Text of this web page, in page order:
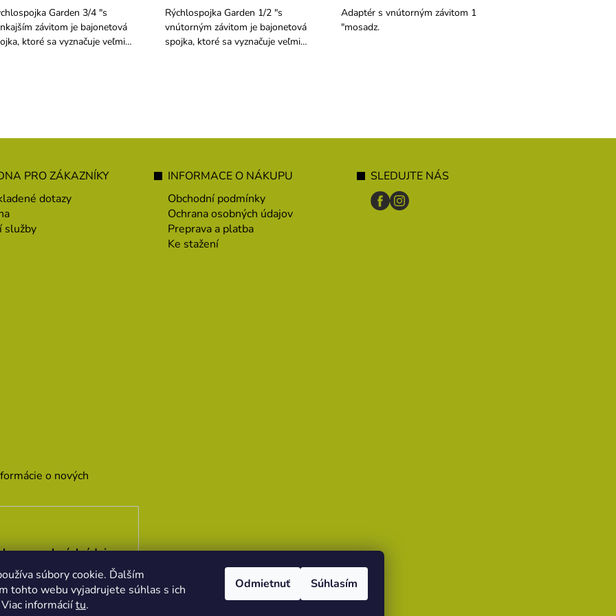
súbory cookie. Ďalším
tohto webu vyjadrujete súhlas s ich
informáciítu.
Odmietnuť Súhlasím
Garden 3/4 "s
závitom je bajonetová
ktoré sa vyznačuje veľmi
Rýchlospojka Garden 1/2 "s
vnútorným závitom je bajonetová
spojka, ktoré sa vyznačuje veľmi
Adaptér s vnútorným závitom 1
"mosadz.
PRO ZÁKAZNÍKY
dotazy
služby
INFORMACE O NÁKUPU
Obchodní podmínky
Ochrana osobných údajov
Preprava a platba
Ke stažení
SLEDUJTE NÁS
o nových
osobných údajov